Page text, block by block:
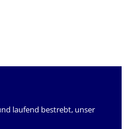
laufend bestrebt, unser